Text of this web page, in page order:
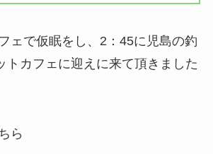
ェで仮眠をし、2：45に児島の釣
トカフェに迎えに来て頂きました
ら